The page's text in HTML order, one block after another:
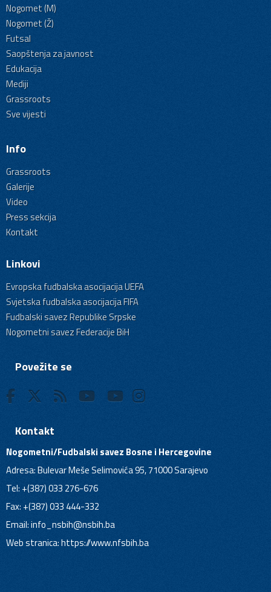
Nogomet (M)
Nogomet (Ž)
Futsal
Saopštenja za javnost
Edukacija
Mediji
Grassroots
Sve vijesti
Info
Grassroots
Galerije
Video
Press sekcija
Kontakt
Linkovi
Evropska fudbalska asocijacija UEFA
Svjetska fudbalska asocijacija FIFA
Fudbalski savez Republike Srpske
Nogometni savez Federacije BiH
Povežite se
Kontakt
Nogometni/Fudbalski savez Bosne i Hercegovine
Adresa: Bulevar Meše Selimovića 95, 71000 Sarajevo
Tel: +(387) 033 276-676
Fax: +(387) 033 444-332
Email:info_nsbih@nsbih.ba
Web stranica: https://www.nfsbih.ba